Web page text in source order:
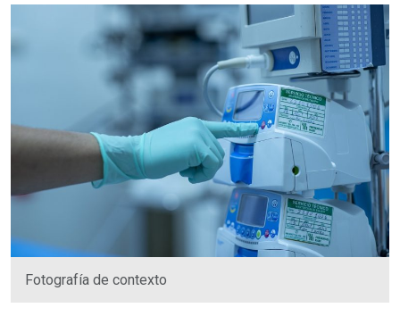
Fotografía de contexto